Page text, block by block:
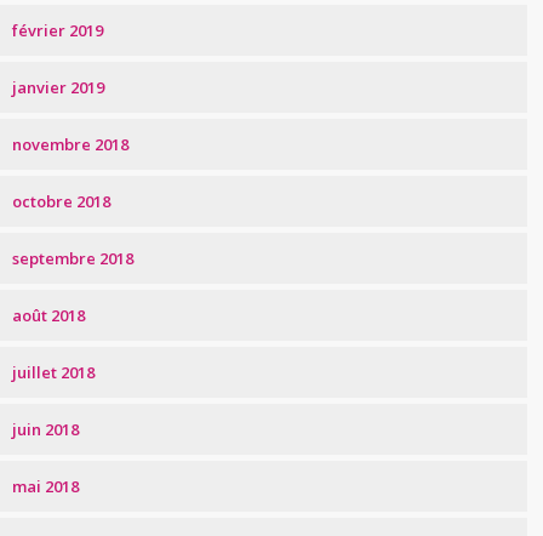
février 2019
janvier 2019
novembre 2018
octobre 2018
septembre 2018
août 2018
juillet 2018
juin 2018
mai 2018